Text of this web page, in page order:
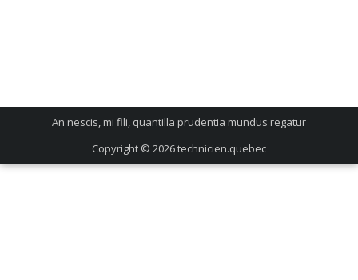
An nescis, mi fili, quantilla prudentia mundus regatur
Copyright © 2026technicien.quebec